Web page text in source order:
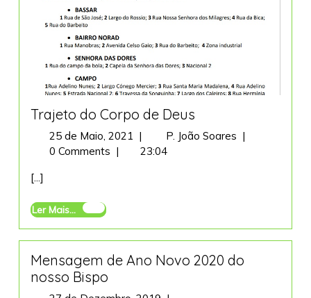
Trajeto do Corpo de Deus
25 de Maio, 2021 25
de
| P. João Soares Trajeto
|
0 Comments |
23:04
[...]
Ler Mais... Ler
Mensagem de Ano Novo 2020 do
nosso Bispo